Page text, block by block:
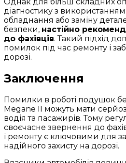
Однак для більш складних
діагностику з використанням
обладнання або заміну
безпеки, настійно
до фахівців. Такий підхід
помилок під час ремонту і
дорозі.
Заключення
Помилки в роботі подушок
Megane II можуть мати
водія та пасажирів. Тому
своєчасне звернення до
і ремонту є ключовими для
надійного захисту на дорозі.